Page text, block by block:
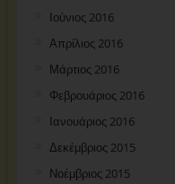
Ιούνιος 2016
Απρίλιος 2016
Μάρτιος 2016
Φεβρουάριος 2016
Ιανουάριος 2016
Δεκέμβριος 2015
Νοέμβριος 2015